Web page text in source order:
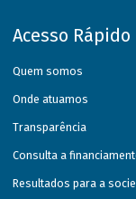
Acesso Rápido
Quem somos
Onde atuamos
Transparência
Consulta a
Resultados para a